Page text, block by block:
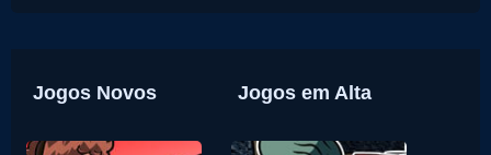
Jogos Novos Jogos em Alta